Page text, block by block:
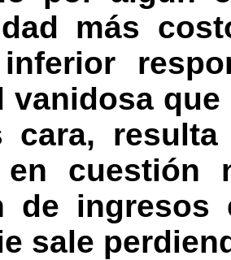
más
vanidosa
cara,
en cuestión
de
sale